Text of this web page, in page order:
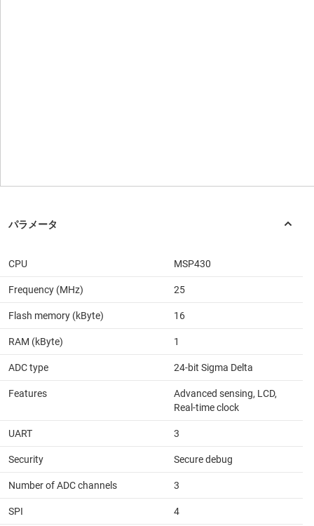
CPU MSP430
Frequency (MHz) 25
Flash memory (kByte) 16
RAM (kByte) 1
ADC type 24-bit Sigma Delta
Features
Advanced sensing, LCD,
Real-time clock
UART 3
Security Secure debug
Number of ADC channels 3
SPI 4